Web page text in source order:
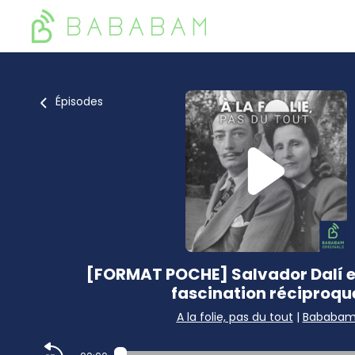
Épisodes
[FORMAT POCHE] Salvador Dalí
fascination
A la folie, pas du tout | Bababam